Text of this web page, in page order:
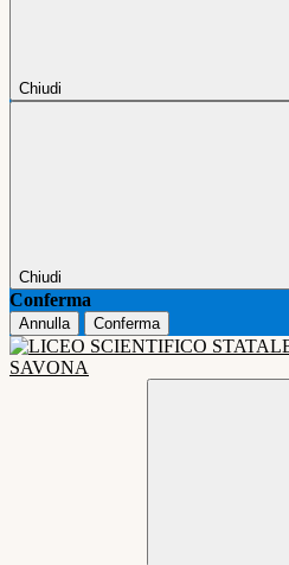
Chiudi
Chiudi
Conferma
Annulla Conferma